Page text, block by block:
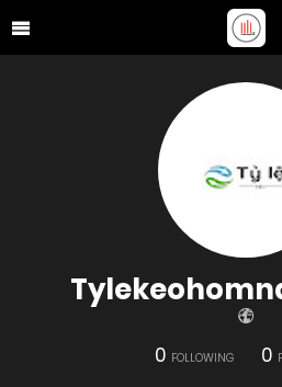
0 FOLLOWING 0